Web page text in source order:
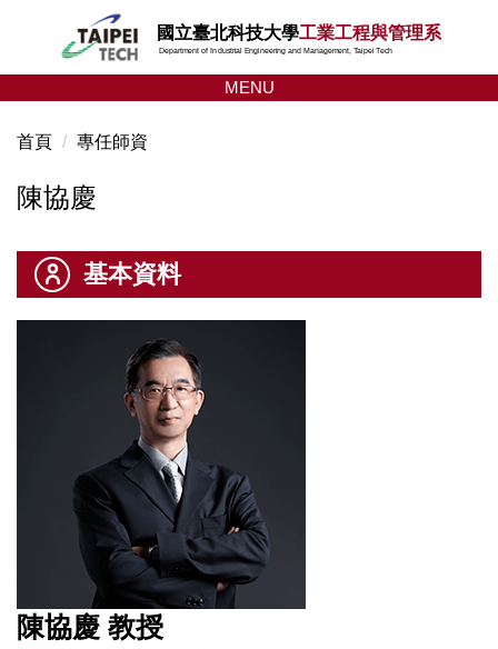
主
要
容
國立臺北科技大學工業工程與管理系
Department of Industrial Engineering and Management, Taipei Tech
MENU
首頁 專任師資
陳協慶
基本資料
陳協慶 教授